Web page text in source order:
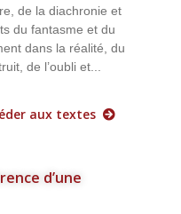
de la diachronie et
du fantasme et du
dans la réalité, du
de l’oubli et...
aux textes
d’une